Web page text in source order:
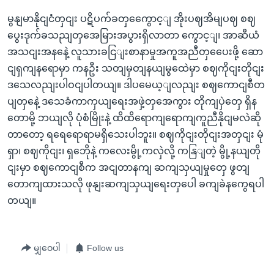
မွနျမာနိုငျငံတှငျး ပဋိပက်ခတှကွေောင့ျ အိုးပဈအိမျပဈ စဈ
ပွေးဒုက်ခသညျတှအေမြားအပွားရှိလာတာ ကွောင့ျ၊ အာဆီယံ
အသငျးအနနေဲ့ လူသားခငြျးစာနာမှုအကူအညီတှပေေးဖို့ ဆော
ငျရှကျနရောမှာ ကနဦး သတျမှတျနယျမွထေဲမှာ စဈကိုငျးတိုငျး
ဒသေလညျးပါဝငျပါတယျ။ ဒါပမေယ့ျလညျး စဈကောငျစီတ
ပျတှနေဲ့ ဒသေခံကာကှယျရေးအဖှဲ့တှအေကွား တိုကျပှဲတှေ ရှိန
တောမို့ ဘယျလို ပုံစံမြိုးနဲ့ ထိထိရောကျရောကျကူညီနိုငျမလဲဆို
တာတော့ ရရေရောရာမရှိသေးပါဘူး။ စဈကိုငျးတိုငျးအတှငျး မုံ
ရှာ၊ စဈကိုငျး၊ ရှဘေိုနဲ့ ကလေးမွို့ကလှဲလို့ ကနြျတဲ့ မွို့နယျတို
ငျးမှာ စဈကောငျစီက အငျတာနကျ ဆကျသှယျမှုတှေ ဖွတျ
တောကျထားသလို ဖုနျးဆကျသှယျရေးတှပေါ ခကျခဲနကွေရပါ
တယျ။
မျှဝေပါ Follow us